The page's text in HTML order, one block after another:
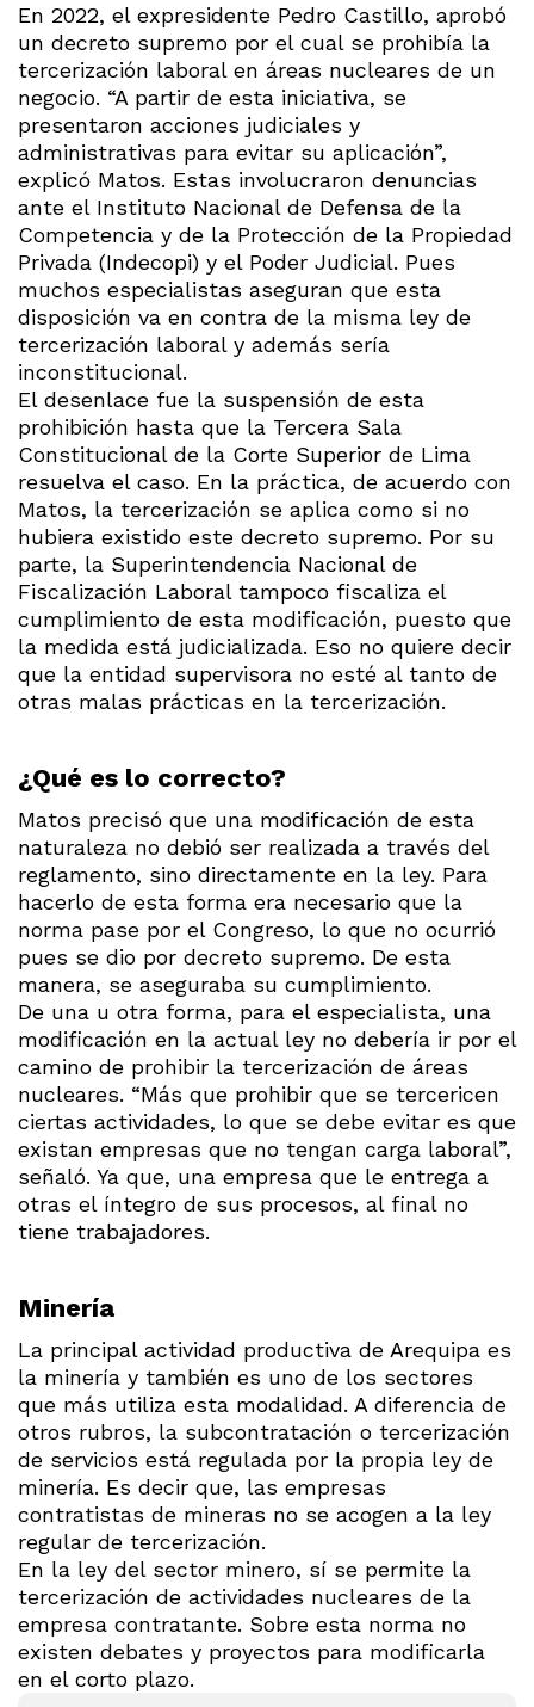
En 2022, el expresidente Pedro Castillo, aprobó
un decreto supremo por el cual se prohibía la
tercerización laboral en áreas nucleares de un
negocio. “A partir de esta iniciativa, se
presentaron acciones judiciales y
administrativas para evitar su aplicación”,
explicó Matos. Estas involucraron denuncias
ante el Instituto Nacional de Defensa de la
Competencia y de la Protección de la Propiedad
Privada (Indecopi) y el Poder Judicial. Pues
muchos especialistas aseguran que esta
disposición va en contra de la misma ley de
tercerización laboral y además sería
inconstitucional.
El desenlace fue la suspensión de esta
prohibición hasta que la Tercera Sala
Constitucional de la Corte Superior de Lima
resuelva el caso. En la práctica, de acuerdo con
Matos, la tercerización se aplica como si no
hubiera existido este decreto supremo. Por su
parte, la Superintendencia Nacional de
Fiscalización Laboral tampoco fiscaliza el
cumplimiento de esta modificación, puesto que
la medida está judicializada. Eso no quiere decir
que la entidad supervisora no esté al tanto de
otras malas prácticas en la tercerización.
¿Qué es lo correcto?
Matos precisó que una modificación de esta
naturaleza no debió ser realizada a través del
reglamento, sino directamente en la ley. Para
hacerlo de esta forma era necesario que la
norma pase por el Congreso, lo que no ocurrió
pues se dio por decreto supremo. De esta
manera, se aseguraba su cumplimiento.
De una u otra forma, para el especialista, una
modificación en la actual ley no debería ir por el
camino de prohibir la tercerización de áreas
nucleares. “Más que prohibir que se tercericen
ciertas actividades, lo que se debe evitar es que
existan empresas que no tengan carga laboral”,
señaló. Ya que, una empresa que le entrega a
otras el íntegro de sus procesos, al final no
tiene trabajadores.
Minería
La principal actividad productiva de Arequipa es
la minería y también es uno de los sectores
que más utiliza esta modalidad. A diferencia de
otros rubros, la subcontratación o tercerización
de servicios está regulada por la propia ley de
minería. Es decir que, las empresas
contratistas de mineras no se acogen a la ley
regular de tercerización.
En la ley del sector minero, sí se permite la
tercerización de actividades nucleares de la
empresa contratante. Sobre esta norma no
existen debates y proyectos para modificarla
en el corto plazo.